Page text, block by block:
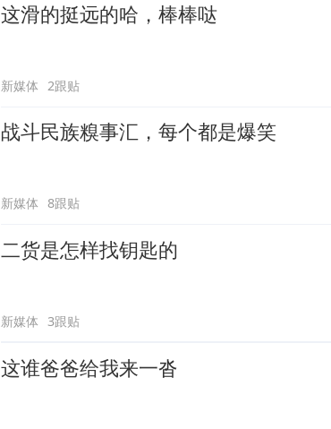
这滑的挺远的哈，棒棒哒
新媒体 2跟贴
战斗民族糗事汇，每个都是爆笑
新媒体 8跟贴
二货是怎样找钥匙的
新媒体 3跟贴
这谁爸爸给我来一沓